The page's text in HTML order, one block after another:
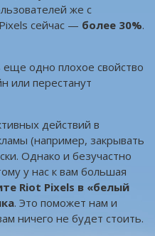
же с
сейчас — более 30%.
одно плохое свойство
или перестанут
действий в
(например, закрывать
Однако и безучастно
у нас к вам большая
Riot Pixels в «белый
. Это поможет нам и
ничего не будет стоить.